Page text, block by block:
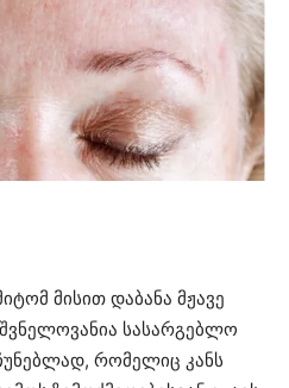
მისით დაბანა მჟავე
სასარგებლო
რომელიც კანს